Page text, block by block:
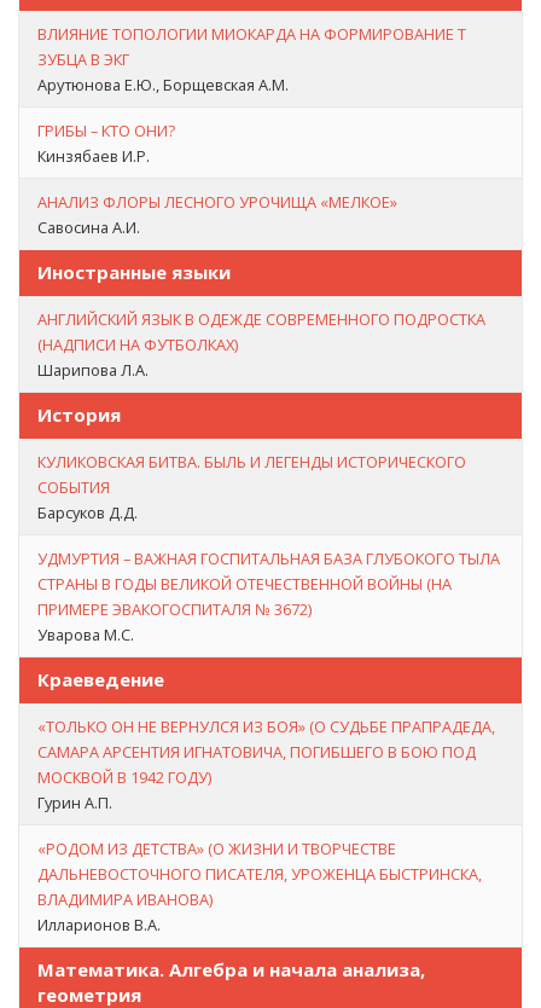
ВЛИЯНИЕ ТОПОЛОГИИ МИОКАРДА НА ФОРМИРОВАНИЕ Т
ЗУБЦА В ЭКГ
Арутюнова Е.Ю., Борщевская А.М.
ГРИБЫ – КТО ОНИ?
Кинзябаев И.Р.
АНАЛИЗ ФЛОРЫ ЛЕСНОГО УРОЧИЩА «МЕЛКОЕ»
Савосина А.И.
Иностранные языки
АНГЛИЙСКИЙ ЯЗЫК В ОДЕЖДЕ СОВРЕМЕННОГО ПОДРОСТКА
(НАДПИСИ НА ФУТБОЛКАХ)
Шарипова Л.А.
История
КУЛИКОВСКАЯ БИТВА. БЫЛЬ И ЛЕГЕНДЫ ИСТОРИЧЕСКОГО
СОБЫТИЯ
Барсуков Д.Д.
УДМУРТИЯ – ВАЖНАЯ ГОСПИТАЛЬНАЯ БАЗА ГЛУБОКОГО ТЫЛА
СТРАНЫ В ГОДЫ ВЕЛИКОЙ ОТЕЧЕСТВЕННОЙ ВОЙНЫ (НА
ПРИМЕРЕ ЭВАКОГОСПИТАЛЯ № 3672)
Уварова М.С.
Краеведение
«ТОЛЬКО ОН НЕ ВЕРНУЛСЯ ИЗ БОЯ» (О СУДЬБЕ ПРАПРАДЕДА,
САМАРА АРСЕНТИЯ ИГНАТОВИЧА, ПОГИБШЕГО В БОЮ ПОД
МОСКВОЙ В 1942 ГОДУ)
Гурин А.П.
«РОДОМ ИЗ ДЕТСТВА» (О ЖИЗНИ И ТВОРЧЕСТВЕ
ДАЛЬНЕВОСТОЧНОГО ПИСАТЕЛЯ, УРОЖЕНЦА БЫСТРИНСКА,
ВЛАДИМИРА ИВАНОВА)
Илларионов В.А.
Математика. Алгебра и начала анализа,
геометрия